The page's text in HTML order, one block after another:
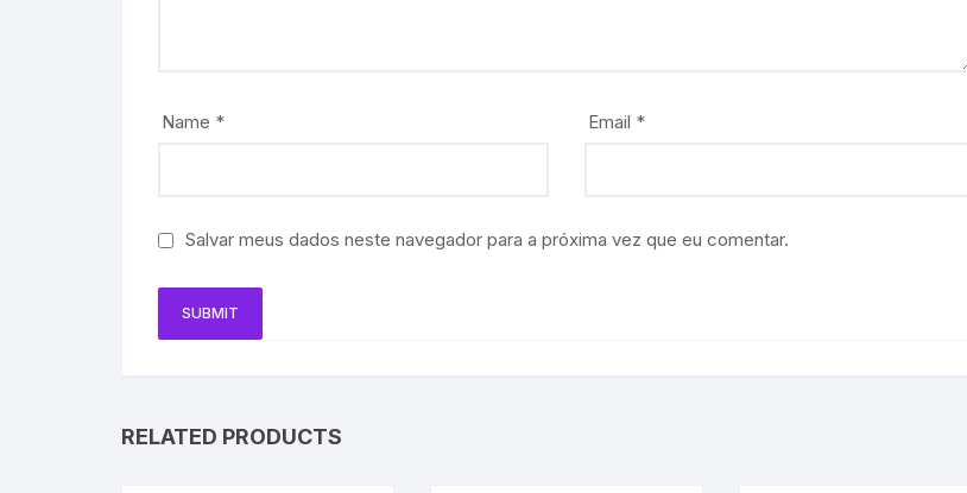
Name * Email *
Salvar meus dados neste navegador para a próxima vez que eu comentar.
RELATED PRODUCTS